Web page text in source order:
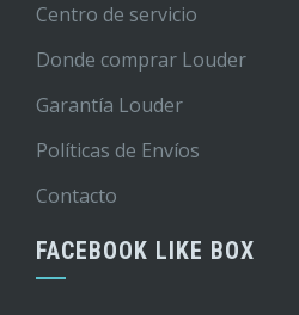
Centro de servicio
Donde comprar Louder
Garantía Louder
Políticas de Envíos
Contacto
FACEBOOK LIKE BOX